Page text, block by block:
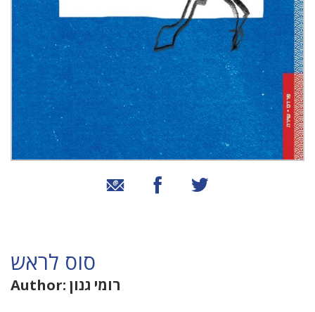
שיתוף באמצעות אימייל
שיתוף בפייסבוק
סוס לראש
Author: רומי גנון